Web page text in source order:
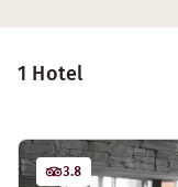
1 Hotel
3.8